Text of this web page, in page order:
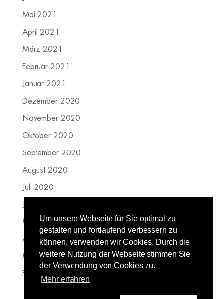
Mai 2021
April 2021
März 2021
Februar 2021
Januar 2021
Dezember 2020
November 2020
Oktober 2020
September 2020
August 2020
Juli 2020
Mai 2020
April 2020
März 2020
Februar 2020
Um unsere Webseite für Sie optimal zu
gestalten und fortlaufend verbessern zu
können, verwenden wir Cookies. Durch die
weitere Nutzung der Webseite stimmen Sie
der Verwendung von Cookies zu.
Mehr erfahren